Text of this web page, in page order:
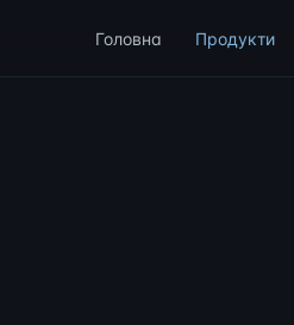
Головна Продукти